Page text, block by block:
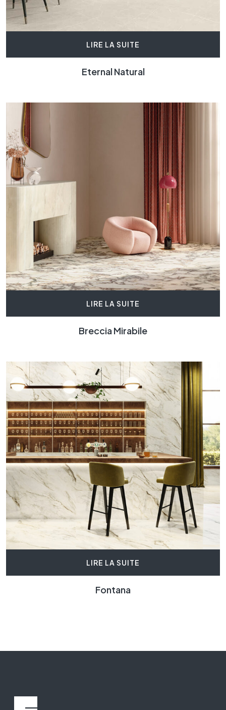
LIRE LA SUITE
Eternal Natural
LIRE LA SUITE
Breccia Mirabile
LIRE LA SUITE
Fontana